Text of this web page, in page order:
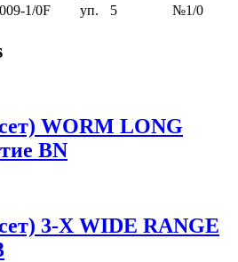
1/0F
уп. 5 №1/0
WORM LONG
BN
3-X WIDE RANGE